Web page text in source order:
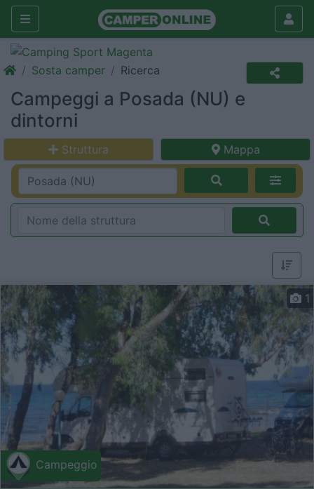
Sosta camper Ricerca
Campeggi a Posada (NU) e
dintorni
Struttura Mappa
Campeggio
1